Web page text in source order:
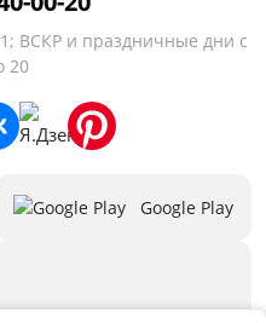
ВСКР и праздничные дни с
20
Google Play